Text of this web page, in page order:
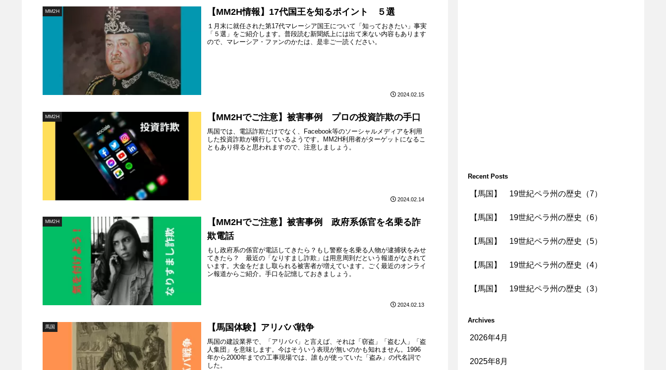
MM2H 【MM2H情報】17代国王を知るポイント ５選
１月末に就任された第17代マレーシア国王について「知っておきたい」事実
「５選」をご紹介します。普段読む新聞紙上には出て来ない内容もあります
ので、マレーシア・ファンのかたは、是非ご一読ください。
2024.02.15
MM2H 【MM2Hでご注意】被害事例 プロの投資詐欺の手口
馬国では、電話詐欺だけでなく、Facebook等のソーシャルメディアを利用
した投資詐欺が横行しているようです。MM2H利用者がターゲットになるこ
ともあり得ると思われますので、注意しましょう。
2024.02.14
MM2H
【MM2Hでご注意】被害事例 政府系係官を名乗る詐
欺電話
もし政府系の係官が電話してきたら？もし警察を名乗る人物が逮捕状をみせ
てきたら？ 最近の「なりすまし詐欺」は用意周到だという報道がなされて
います。大金をだまし取られる被害者が増えています。ごく最近のオンライ
ン報道からご紹介。手口を記憶しておきましょう。
2024.02.13
馬国 【馬国体験】アリババ戦争
馬国の建設業界で、「アリババ」と言えば、それは「窃盗」「盗む人」「盗
人集団」を意味します。今はそういう表現が無いのかも知れません。1996
年から2000年までの工事現場では、誰もが使っていた「盗み」の代名詞で
した。
Recent Posts
【馬国】 19世紀ペラ州の歴史（7）
【馬国】 19世紀ペラ州の歴史（6）
【馬国】 19世紀ペラ州の歴史（5）
【馬国】 19世紀ペラ州の歴史（4）
【馬国】 19世紀ペラ州の歴史（3）
Archives
2026年4月
2025年8月